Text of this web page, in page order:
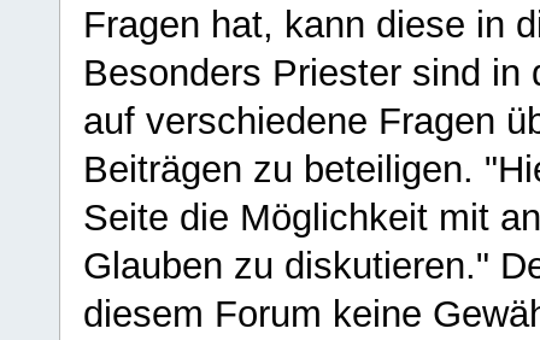
Fragen hat, kann diese in
Besonders Priester sind in
auf verschiedene Fragen
Beiträgen zu beteiligen.
Seite die Möglichkeit mit
Glauben zu diskutieren."
diesem Forum keine